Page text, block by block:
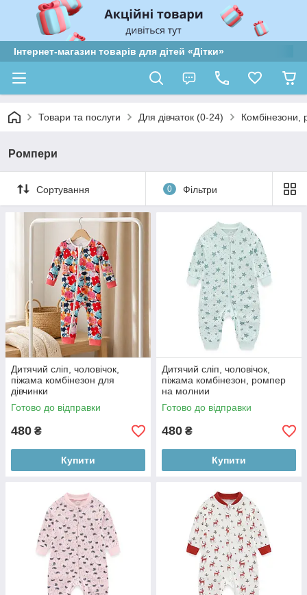
Інтернет-магазин товарів для дітей «Дітки»
Товари та послуги Для дівчаток (0-24) Комбінезони,
Ромпери
Сортування 0 Фільтри
Дитячий сліп, чоловічок,
піжама комбінезон для
дівчинки
Готово до відправки
480 ₴
Купити
Дитячий сліп, чоловічок,
піжама комбінезон, ромпер
на молнии
Готово до відправки
480 ₴
Купити